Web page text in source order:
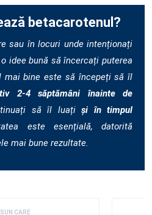
betacarotenul?
sau în locuri unde intenționați
idee bună să încercați puterea
mai bine este să începeți să îl
2-4 săptămâni înainte de
să îl luațiși în timpul
este esențială, datorită
mai bune rezultate.
SUN CARE